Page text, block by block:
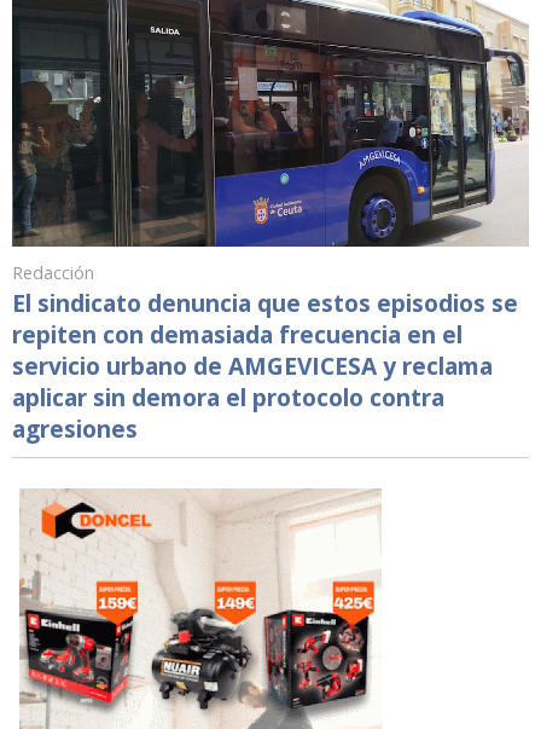
Redacción
El sindicato denuncia que estos episodios se
repiten con demasiada frecuencia en el
servicio urbano de AMGEVICESA y reclama
aplicar sin demora el protocolo contra
agresiones